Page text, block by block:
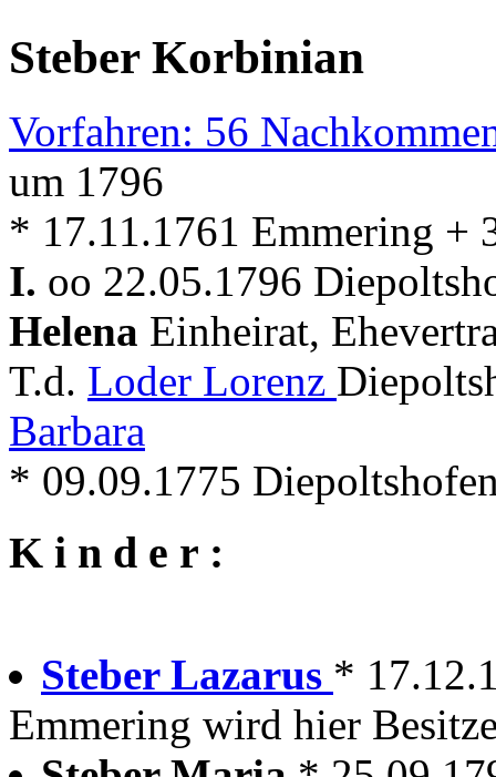
Steber Korbinian
Vorfahren: 56
um 1796
* 17.11.1761 Emmering +
I. oo 22.05.1796
Helena Einheirat,
T.d. Loder Lorenz
Barbara
* 09.09.1775
K i n d e r :
Steber Lazarus *
Emmering wird hier